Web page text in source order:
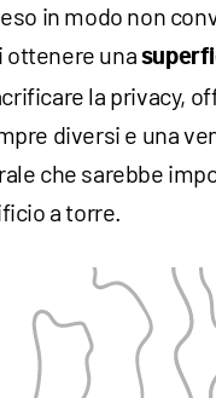
in modo non
ottenere una
la privacy,
diversi e una
che sarebbe
a torre.